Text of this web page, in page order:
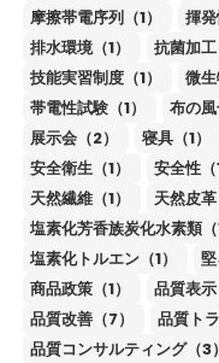
摩擦帯電序列（1）
揮発
排水環境（1）
抗菌加工
技能実習制度（1）
微生
帯電性試験（1）
布の風
展示会（2）
寝具（1）
安全衛生（1）
安全性（
天然繊維（1）
天然皮革
塩素化芳香族炭化水素類（1
塩素化トルエン（1）
堅
商品政策（1）
品質表示
品質改善（7）
品質ト
品質コンサルティング（3）